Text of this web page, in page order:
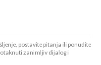
postavite pitanja ili ponudite
zanimljiv dijalog i